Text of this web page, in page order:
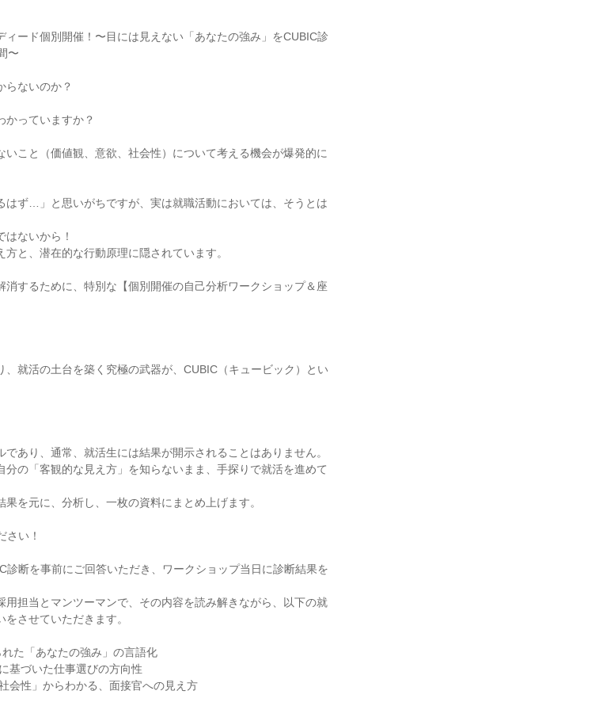
ィード個別開催！〜目には見えない「あなたの強み」をCUBIC診
〜
らないのか？
かっていますか？
こと（価値観、意欲、社会性）について考える機会が爆発的に
はず…」と思いがちですが、実は就職活動においては、そうとは
ないから！
と、潜在的な行動原理に隠されています。
するために、特別な【個別開催の自己分析ワークショップ＆座
、就活の土台を築く究極の武器が、CUBIC（キュービック）とい
あり、通常、就活生には結果が開示されることはありません。
分の「客観的な見え方」を知らないまま、手探りで就活を進めて
を元に、分析し、一枚の資料にまとめ上げます。
さい！
診断を事前にご回答いただき、ワークショップ当日に診断結果を
用担当とマンツーマンで、その内容を読み解きながら、以下の就
させていただきます。
た「あなたの強み」の言語化
基づいた仕事選びの方向性
会性」からわかる、面接官への見え方